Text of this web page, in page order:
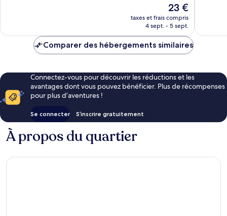
Le
nouveau
prix
de
23 €
taxes et frais compris
4 sept. - 5 sept.
Comparer des hébergements similaires
Connectez-vous pour découvrir les réductions et les
avantages dont vous pouvez bénéficier. Plus de récompenses
pour plus d’aventures !
Se connecter S’inscrire gratuitement
À propos du quartier